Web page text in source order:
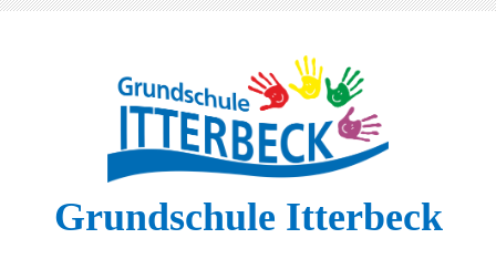
Grundschule Itterbeck